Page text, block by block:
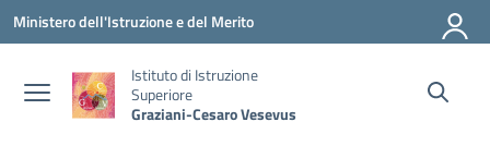
Vai ai contenuti
Vai al menu di navigazione
Vai al footer
Ministero dell'Istruzione e del Merito
Istituto di Istruzione
Superiore
Graziani-Cesaro Vesevus